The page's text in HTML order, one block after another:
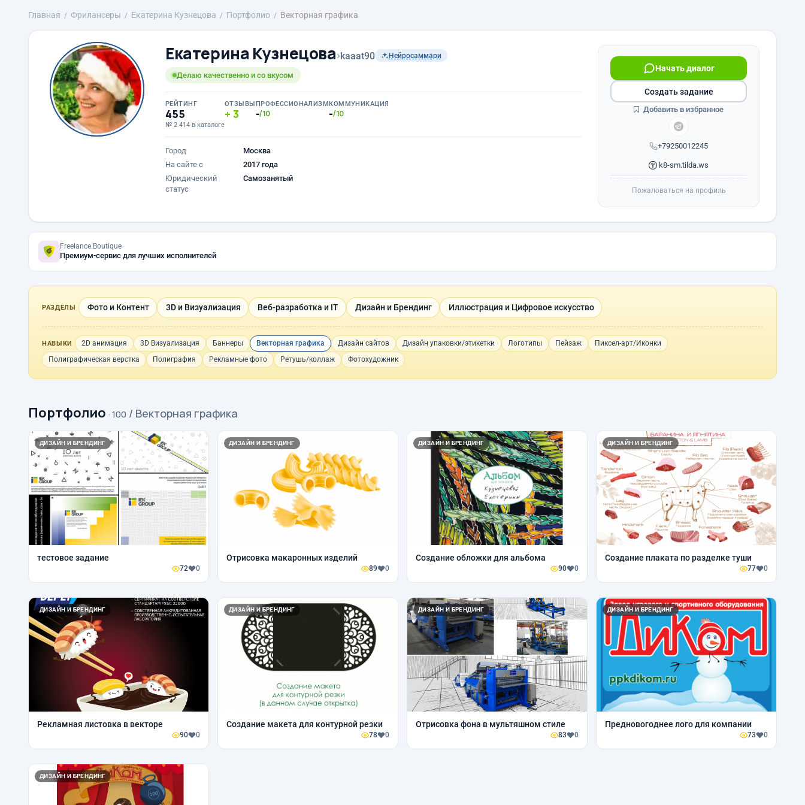
Главная Фрилансеры Екатерина Кузнецова Портфолио Векторная графика
Екатерина Кузнецова›kaaat90 Нейросаммари
Делаю качественно и со вкусом
РЕЙТИНГ
455
№ 2 414 в каталоге
ОТЗЫВЫ
3
ПРОФЕССИОНАЛИЗМ
-/10
КОММУНИКАЦИЯ
-/10
Город
Москва
На сайте с
2017 года
Юридический
статус
Самозанятый
+79250012245
Начать диалог
k8-sm.tilda.ws
Создать задание
Добавить в избранное
Пожаловаться на профиль
Freelance.Boutique
Премиум-сервис для лучших исполнителей
РАЗДЕЛЫ Фото и Контент 3D и Визуализация Веб-разработка и IT Дизайн и Брендинг Иллюстрация и Цифровое искусство
НАВЫКИ 2D анимация 3D Визуализация Баннеры Векторная графика Дизайн сайтов Дизайн упаковки/этикетки Логотипы Пейзаж
Пиксел-арт/Иконки
Полиграфическая верстка
Полиграфия Рекламные фото Ретушь/коллаж Фотохудожник
Портфолио · 100 / Векторная графика
ДИЗАЙН И БРЕНДИНГ
тестовое задание
72 0
ДИЗАЙН И БРЕНДИНГ
Отрисовка макаронных изделий
89 0
ДИЗАЙН И БРЕНДИНГ
Создание обложки для альбома
90 0
ДИЗАЙН И БРЕНДИНГ
Создание плаката по разделке туши
77 0
ДИЗАЙН И БРЕНДИНГ
Рекламная листовка в векторе
90 0
ДИЗАЙН И БРЕНДИНГ
Создание макета для контурной резки
78 0
ДИЗАЙН И БРЕНДИНГ
Отрисовка фона в мультяшном стиле
83 0
ДИЗАЙН И БРЕНДИНГ
Предновогоднее лого для компании
73 0
ДИЗАЙН И БРЕНДИНГ